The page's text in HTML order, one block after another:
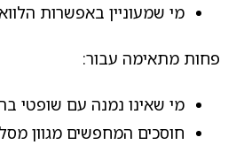
מי שמעוניין באפשרות
פחות מתאימה עבור:
מי שאינו נמנה עם שופטי
חוסכים המחפשים מגוון